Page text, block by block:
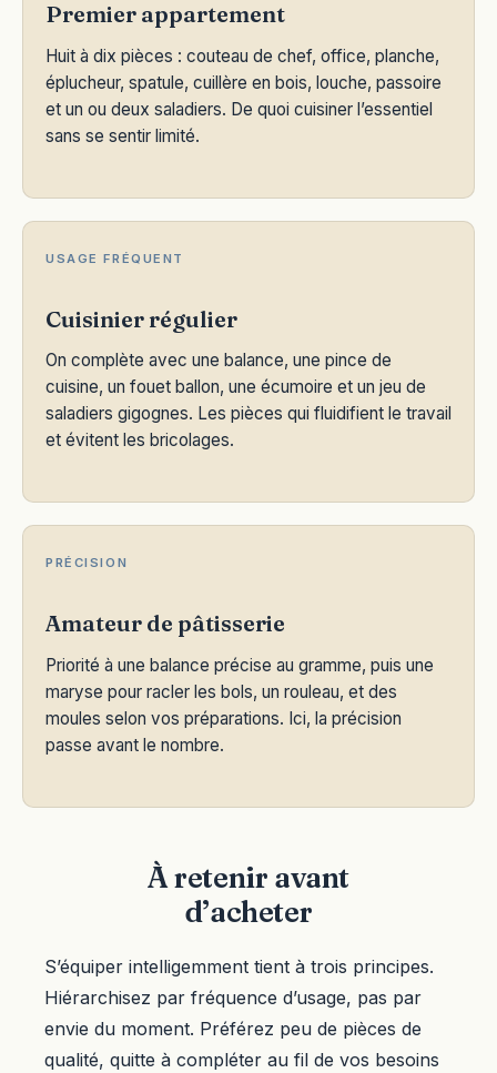
Premier appartement
Huit à dix pièces : couteau de chef, office, planche,
éplucheur, spatule, cuillère en bois, louche, passoire
et un ou deux saladiers. De quoi cuisiner l’essentiel
sans se sentir limité.
USAGE FRÉQUENT
Cuisinier régulier
On complète avec une balance, une pince de
cuisine, un fouet ballon, une écumoire et un jeu de
saladiers gigognes. Les pièces qui fluidifient le travail
et évitent les bricolages.
PRÉCISION
Amateur de pâtisserie
Priorité à une balance précise au gramme, puis une
maryse pour racler les bols, un rouleau, et des
moules selon vos préparations. Ici, la précision
passe avant le nombre.
À retenir avant
d’acheter
S’équiper intelligemment tient à trois principes.
Hiérarchisez par fréquence d’usage, pas par
envie du moment. Préférez peu de pièces de
qualité, quitte à compléter au fil de vos besoins